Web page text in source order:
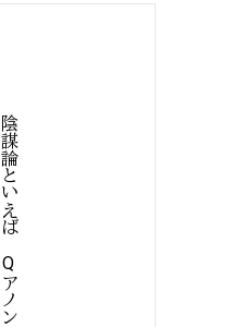
陰
謀
論
と
い
え
ば
、
Q
ア
ノ
ン
そ
の
正
体
に
迫